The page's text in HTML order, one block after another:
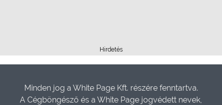
Hirdetés
Minden jog a White Page Kft. részére fenntartva.
A Cégböngésző és a White Page jogvédett nevek,